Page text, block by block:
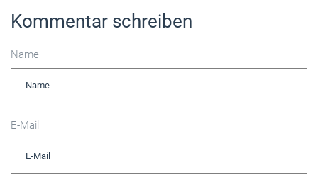
Kommentar schreiben
Name
E-Mail